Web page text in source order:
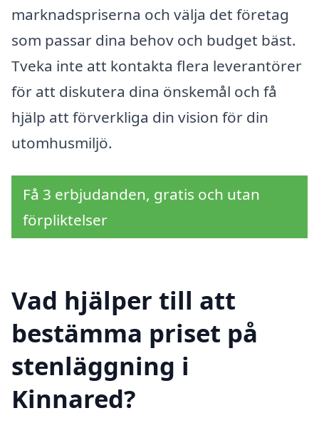
marknadspriserna och välja det företag
som passar dina behov och budget bäst.
Tveka inte att kontakta flera leverantörer
för att diskutera dina önskemål och få
hjälp att förverkliga din vision för din
utomhusmiljö.
Få 3 erbjudanden, gratis och utan
förpliktelser
Vad hjälper till att
bestämma priset på
stenläggning i
Kinnared?